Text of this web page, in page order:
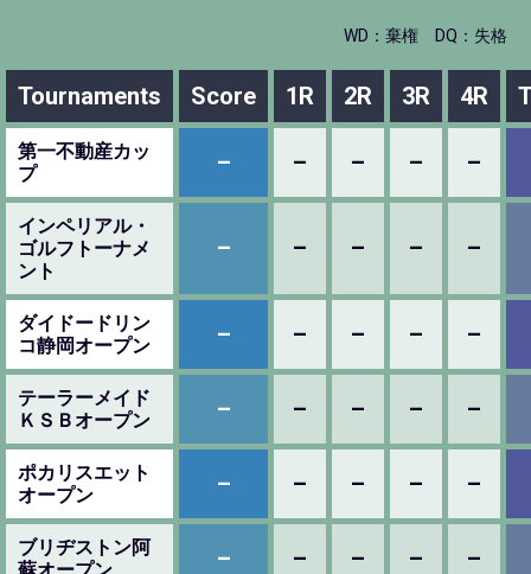
WD：棄権 DQ：失格
Tournaments Score 1R 2R 3R 4R
第一不動産カッ
プ
– – – – –
インペリアル・
ゴルフトーナメ
ント
– – – – –
ダイドードリン
コ静岡オープン
– – – – –
テーラーメイド
ＫＳＢオープン
– – – – –
ポカリスエット
オープン
– – – – –
ブリヂストン阿
– – – – –